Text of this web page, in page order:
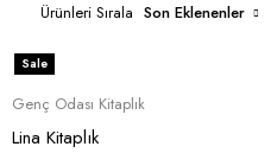
Ürünleri Sırala Son Eklenenler
Sale
Genç Odası Kitaplık
Lina Kitaplık